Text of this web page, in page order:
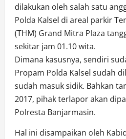
dilakukan oleh salah satu
Polda Kalsel di areal parkir
(THM) Grand Mitra Plaza
sekitar jam 01.10 wita.
Dimana kasusnya, sendiri
Propam Polda Kalsel sudah
sudah masuk sidik. Bahkan
2017, pihak terlapor akan
Polresta Banjarmasin.
Hal ini disampaikan oleh